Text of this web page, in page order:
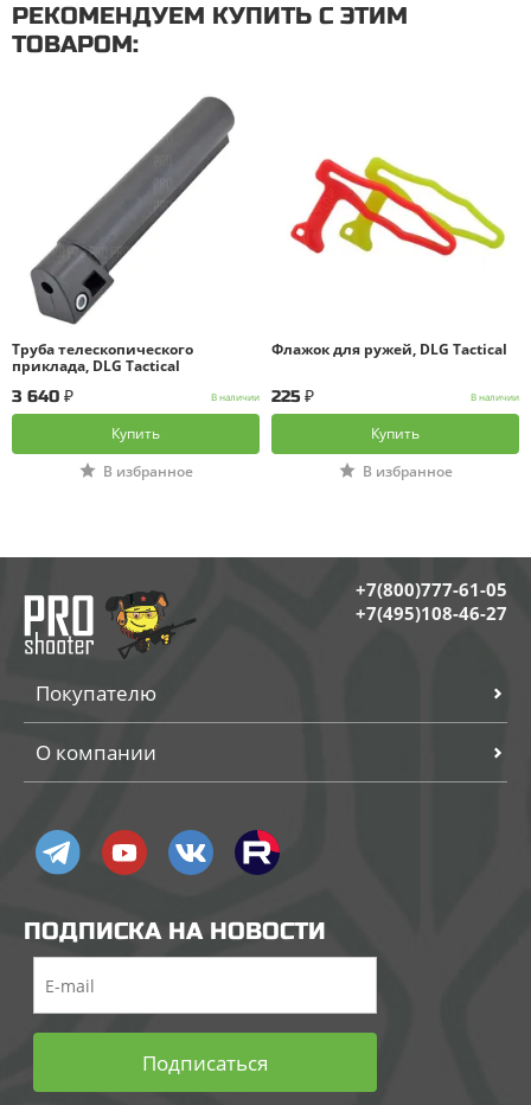
РЕКОМЕНДУЕМ КУПИТЬ С ЭТИМ
ТОВАРОМ
Труба телескопического
приклада, DLG Tactical
3 640 ₽
В наличии
Купить
В избранное
Флажок для ружей, DLG Tactical
225 ₽ В наличии
Купить
В избранное
+7(800)777-61-05
+7(495)108-46-27
Покупателю
О компании
ПОДПИСКА НА НОВОСТИ
Подписаться